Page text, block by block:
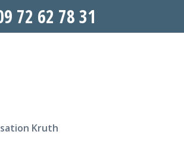
72 62 78 31
Kruth